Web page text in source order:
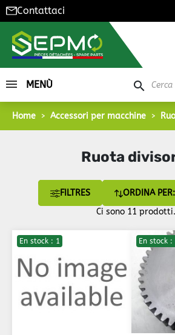
Contattaci
MENÙ search
Home Accessori per macchine
Ruota
FILTRES
Ci sono 11 prodotti.
En stock : 1 En stock :